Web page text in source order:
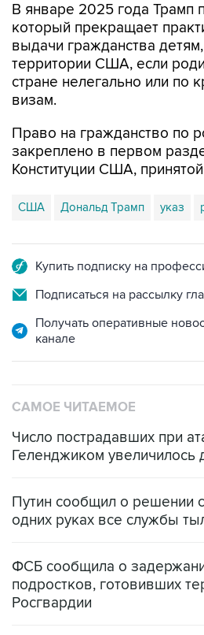
В январе 2025 года Трамп
который прекращает
выдачи гражданства
территории США, если
стране нелегально или по
визам.
Право на гражданство по
закреплено в первом
Конституции США,
США Дональд Трамп указ
Купить подписку на
Подписаться на рассылку
Получать оперативные
канале
САМОЕ ЧИТАЕМОЕ
Число пострадавших при
Геленджиком увеличилось
Путин сообщил о решении
одних руках все службы
ФСБ сообщила о
подростков, готовивших
Росгвардии